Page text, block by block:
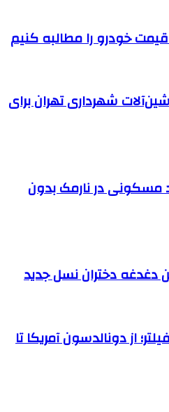
خودرو را مطالبه کنیم
ماشین‌آلات شهرداری تهران برای
مسکونی در نارمک بدون
دغدغه دختران نسل جدید
از دونالدسون آمریکا تا